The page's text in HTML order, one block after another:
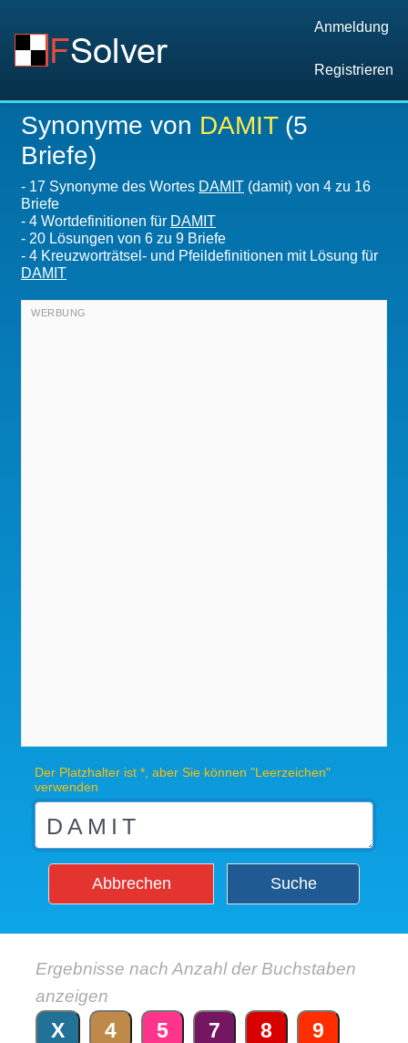
Anmeldung
Registrieren
Synonyme von DAMIT(5
Briefe)
- 17 Synonyme des Wortes DAMIT (damit) von 4 zu 16
Briefe
- 4 Wortdefinitionen für DAMIT
- 20 Lösungen von 6 zu 9 Briefe
- 4 Kreuzworträtsel- und Pfeildefinitionen mit Lösung für
DAMIT
Der Platzhalter ist *, aber Sie können "Leerzeichen"
verwenden
Abbrechen Suche
Ergebnisse nach Anzahl der Buchstaben
anzeigen
X 4 5 7 8
9